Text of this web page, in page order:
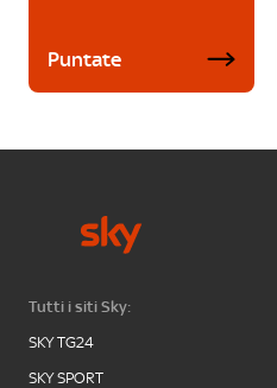
Puntate
Tutti i siti Sky:
SKY TG24
SKY SPORT